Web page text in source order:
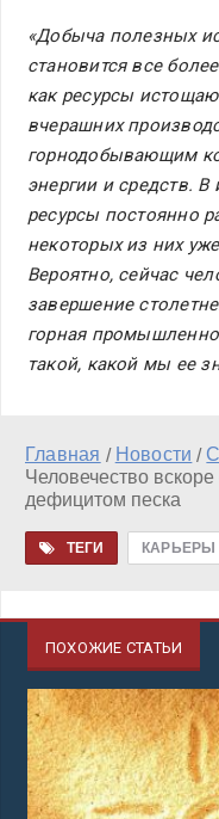
«Добыча полезных
становится все
как ресурсы
вчерашних
горнодобывающим
энергии и средств.
ресурсы постоянно
некоторых из них
Вероятно, сейчас
завершение
горная
такой, какой мы ее
Главная / Новости /
Человечество
дефицитом песка
ТЕГИ КАРЬЕРЫ
ПОХОЖИЕ СТАТЬИ